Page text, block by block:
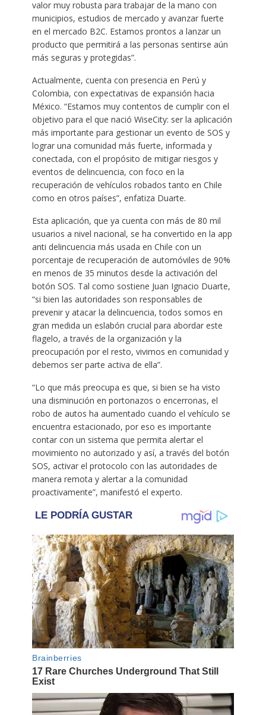
valor muy robusta para trabajar de la mano con
municipios, estudios de mercado y avanzar fuerte
en el mercado B2C. Estamos prontos a lanzar un
producto que permitirá a las personas sentirse aún
más seguras y protegidas”.
Actualmente, cuenta con presencia en Perú y
Colombia, con expectativas de expansión hacia
México. “Estamos muy contentos de cumplir con el
objetivo para el que nació WiseCity: ser la aplicación
más importante para gestionar un evento de SOS y
lograr una comunidad más fuerte, informada y
conectada, con el propósito de mitigar riesgos y
eventos de delincuencia, con foco en la
recuperación de vehículos robados tanto en Chile
como en otros países”, enfatiza Duarte.
Esta aplicación, que ya cuenta con más de 80 mil
usuarios a nivel nacional, se ha convertido en la app
anti delincuencia más usada en Chile con un
porcentaje de recuperación de automóviles de 90%
en menos de 35 minutos desde la activación del
botón SOS. Tal como sostiene Juan Ignacio Duarte,
“si bien las autoridades son responsables de
prevenir y atacar la delincuencia, todos somos en
gran medida un eslabón crucial para abordar este
flagelo, a través de la organización y la
preocupación por el resto, vivimos en comunidad y
debemos ser parte activa de ella”.
“Lo que más preocupa es que, si bien se ha visto
una disminución en portonazos o encerronas, el
robo de autos ha aumentado cuando el vehículo se
encuentra estacionado, por eso es importante
contar con un sistema que permita alertar el
movimiento no autorizado y así, a través del botón
SOS, activar el protocolo con las autoridades de
manera remota y alertar a la comunidad
proactivamente”, manifestó el experto.